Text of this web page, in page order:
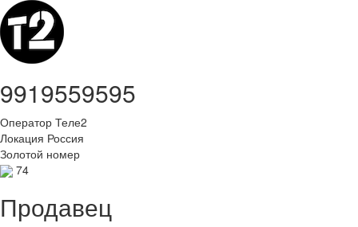
9919559595
Оператор Теле2
Локация Россия
Золотой номер
74
Продавец